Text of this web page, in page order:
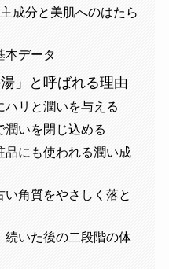
成分と美肌へのはたら
本データ
」と呼ばれる理由
ハリと潤いを与える
潤いを閉じ込める
品にも使われる潤い成
角質をやさしく落と
続いた後の二段階の体